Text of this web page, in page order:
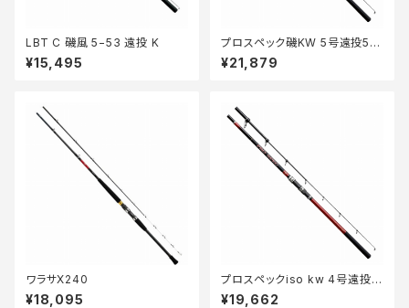
LBT C 磯風 5−53 遠投 K
¥15,495
プロスペック磯KW 5号遠投53
0
¥21,879
ワラサX240
¥18,095
プロスペックiso kw 4号遠投5
30
¥19,662